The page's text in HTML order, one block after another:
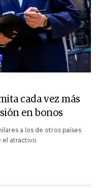
cada vez más
en bonos
a los de otros países
el atractivo